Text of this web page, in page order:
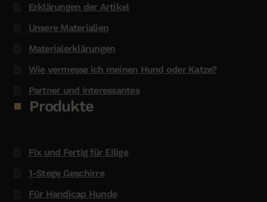
Erklärungen der Artikel
Unsere Materialien
Materialerklärungen
Wie vermesse ich meinen Hund oder Katze?
Partner und Interessantes
Produkte
Fix und Fertig für Eilige
1-Stege Geschirre
Für Handicap Hunde